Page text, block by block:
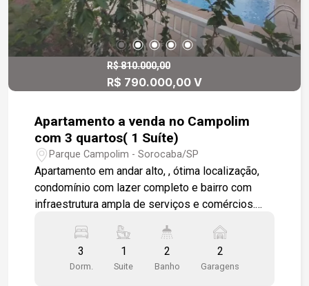
R$ 810.000,00
R$ 790.000,00 V
Apartamento a venda no Campolim
com 3 quartos( 1 Suíte)
Parque Campolim - Sorocaba/SP
Apartamento em andar alto, , ótima localização,
condomínio com lazer completo e bairro com
infraestrutura ampla de serviços e comércios.
gourmet modulada fechada por vidro com
bancada em granito e gabinete, cozinha toda
modulada com área de serviço com armários e
3
Dorm.
1
Suite
2
Banho
2
Garagens